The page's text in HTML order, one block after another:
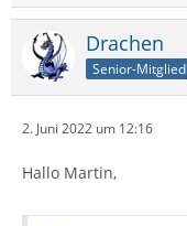
Drachen
Senior-Mitglied
2. Juni 2022 um 12:16
Hallo Martin,